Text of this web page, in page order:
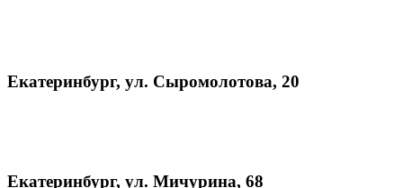
Екатеринбург, ул. Сыромолотова, 20
Екатеринбург, ул. Мичурина, 68